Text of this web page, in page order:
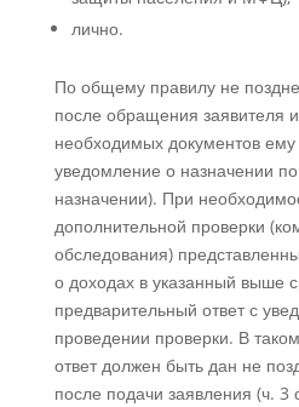
лично.
По общему правилу не
после обращения заявителя
необходимых документов
уведомление о назначении
назначении). При
дополнительной проверки
обследования)
о доходах в указанный выше
предварительный ответ с
проведении проверки. В
ответ должен быть дан не
после подачи заявления (ч.